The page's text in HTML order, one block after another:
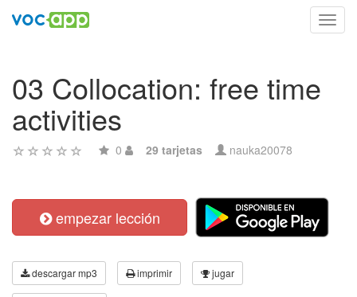
03 Collocation: free time
activities
0 29 tarjetas nauka20078
empezar lección
descargar mp3 imprimir jugar